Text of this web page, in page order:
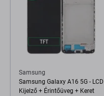
Samsung
Samsung Galaxy A16 5G - LCD
Kijelző + Érintőüveg + Keret